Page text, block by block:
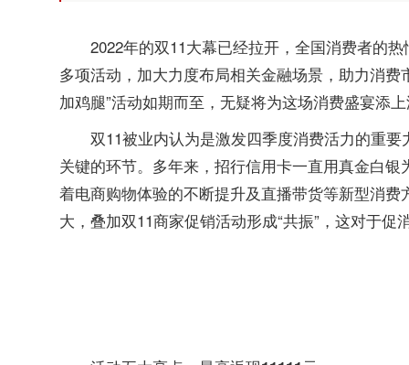
2022年的双11大幕已经拉开，全国消费者的
多项活动，加大力度布局相关金融场景，助力消
加鸡腿”活动如期而至，无疑将为这场消费盛宴添
双11被业内认为是激发四季度消费活力的重
关键的环节。多年来，招行信用卡一直用真金白
着电商购物体验的不断提升及直播带货等新型消
大，叠加双11商家促销活动形成“共振”，这对于促